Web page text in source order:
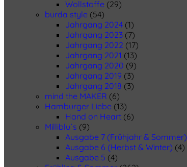
Wollstoffe (29)
burda style (54)
Jahrgang 2024 (1)
Jahrgang 2023 (7)
Jahrgang 2022 (17)
Jahrgang 2021 (13)
Jahrgang 2020 (9)
Jahrgang 2019 (3)
Jahrgang 2018 (3)
mind the MAKER (6)
Hamburger Liebe (13)
Hand on Heart (6)
Milliblu´s (9)
Ausgabe 7 (Frühjahr & Sommer)
Ausgabe 6 (Herbst & Winter) (4)
Ausgabe 5 (4)